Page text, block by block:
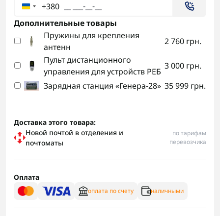
+380
Дополнительные товары
Пружины для крепления
антенн
2 760 грн.
Пульт дистанционного
управления для устройств РЕБ
3 000 грн.
Зарядная станция «Генера-28» 35 999 грн.
Доставка этого товара:
Новой почтой в отделения и
почтоматы
по тарифам
перевозчика
Оплата
оплата по счету наличными